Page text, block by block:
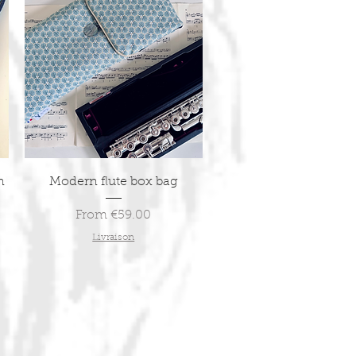
Quick View
Modern flute box bag
From€59.00
Sale Price
Livraison